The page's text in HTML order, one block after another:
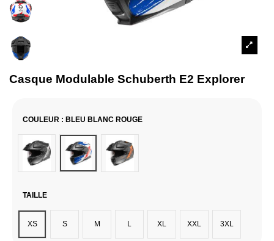
Casque Modulable Schuberth E2 Explorer
COULEUR : BLEU BLANC ROUGE
Noir & BlancBleu Blanc RougeNoir / Orange
TAILLE
XS S M L XL XXL 3XL